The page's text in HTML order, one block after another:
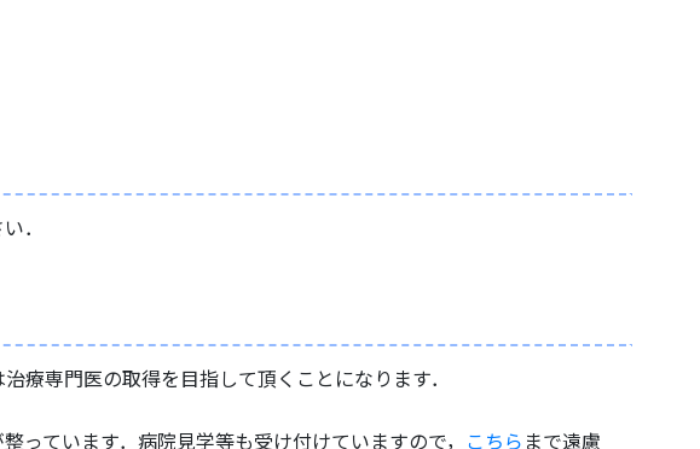
．
療専門医の取得を目指して頂くことになります．
ています．病院見学等も受け付けていますので， こちら まで遠慮